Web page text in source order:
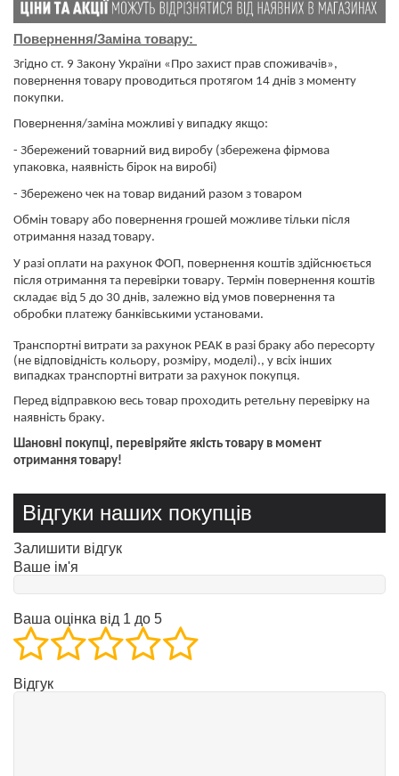
Повернення/Заміна товару:
Згідно ст. 9 Закону України «Про захист прав споживачів»,
повернення товару проводиться протягом 14 днів з моменту
покупки.
Повернення/заміна можливі у випадку якщо:
- Збережений товарний вид виробу (збережена фірмова
упаковка, наявність бірок на виробі)
- Збережено чек на товар виданий разом з товаром
Обмін товару або повернення грошей можливе тільки після
отримання назад товару.
У разі оплати на рахунок ФОП, повернення коштів здійснюється
після отримання та перевірки товару. Термін повернення коштів
складає від 5 до 30 днів, залежно від умов повернення та
обробки платежу банківськими установами.
​​​​​​​Транспортні витрати за рахунок PEAK в разі браку або пересорту
(не відповідність кольору, розміру, моделі)., у всіх інших
випадках транспортні витрати за рахунок покупця.
Перед відправкою весь товар проходить ретельну перевірку на
наявність браку.
Шановні покупці, перевіряйте якість товару в момент
отримання товару!
Відгуки наших покупців
Залишити відгук
Ваше ім'я
Ваша оцінка від 1 до 5
Відгук